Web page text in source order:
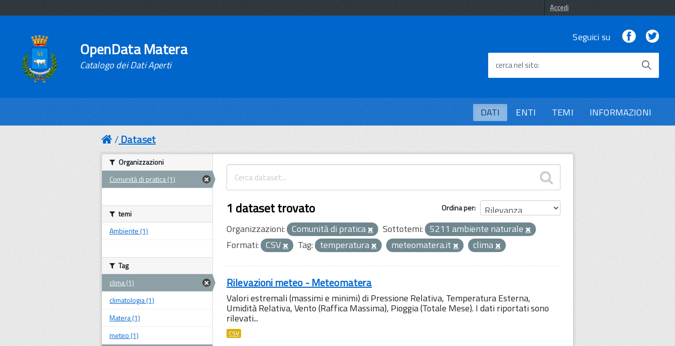
Accedi
OpenData Matera
Catalogo dei Dati Aperti
Seguici su Facebook
cerca nel sito
DATI ENTI TEMI INFORMAZIONI
Dataset
Ordina per
1 dataset trovato
Organizzazioni: Comunità di pratica Sottotemi: 5211 ambiente naturale
Formati: CSV Tag: temperatura meteomatera.it clima
Rilevazioni meteo - Meteomatera
Valori estremali (massimi e minimi) di Pressione Relativa, Temperatura Esterna,
Umidità Relativa, Vento (Raffica Massima), Pioggia (Totale Mese). I dati riportati sono
rilevati...
CSV
Organizzazioni
Comunità di pratica (1)
temi
Ambiente (1)
Tag
clima (1)
climatologia (1)
Matera (1)
meteo (1)